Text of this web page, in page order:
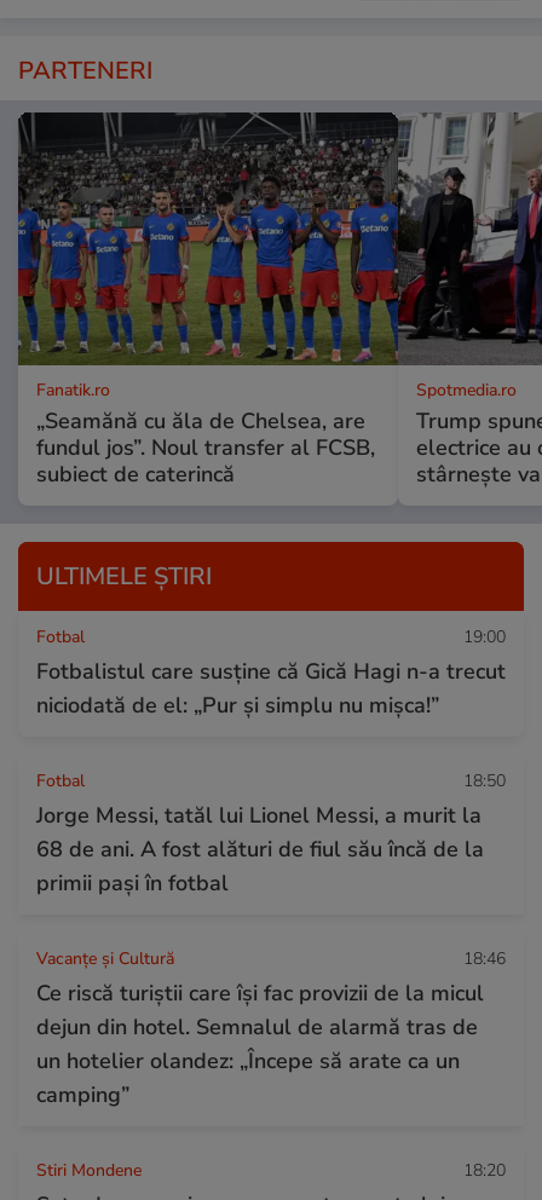
PARTENERI
Fanatik.ro
„Seamănă cu ăla de Chelsea, are
fundul jos”. Noul transfer al FCSB,
subiect de caterincă
Spotmedia.ro
Trump
electrice au
stârnește
ULTIMELE ȘTIRI
Fotbal 19:00
Fotbalistul care susține că Gică Hagi n-a trecut
niciodată de el: „Pur și simplu nu mișca!”
Fotbal 18:50
Jorge Messi, tatăl lui Lionel Messi, a murit la
68 de ani. A fost alături de fiul său încă de la
primii pași în fotbal
Vacanțe și Cultură 18:46
Ce riscă turiștii care își fac provizii de la micul
dejun din hotel. Semnalul de alarmă tras de
un hotelier olandez: „Începe să arate ca un
camping”
Stiri Mondene 18:20